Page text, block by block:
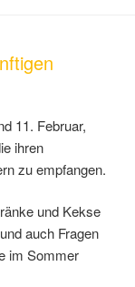
11. Februar,
ihren
zu empfangen.
und Kekse
auch Fragen
im Sommer